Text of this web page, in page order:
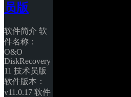
员版
软件简介 软
件名称：
O&O
DiskRecovery
11 技术员版
软件版本：
v11.0.17 软件